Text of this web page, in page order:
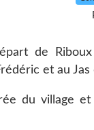
de
et au Jas
du village